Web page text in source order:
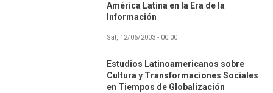
América Latina en la Era de la
Información
Sat, 12/06/2003 - 00:00
Estudios Latinoamericanos sobre
Cultura y Transformaciones Sociales
en Tiempos de Globalización